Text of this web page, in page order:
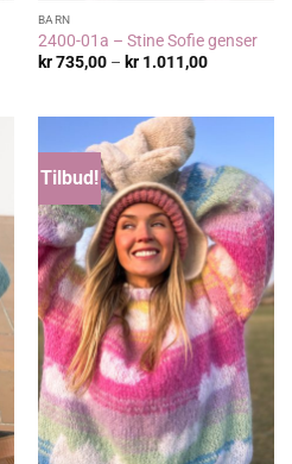
BARN
2400-01a – Stine Sofie genser
kr735,00 – kr1.011,00
Tilbud!